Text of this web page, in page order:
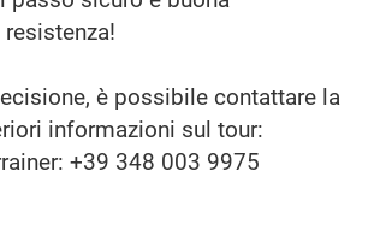
è possibile contattare la
informazioni sul tour:
+39 348 003 9975